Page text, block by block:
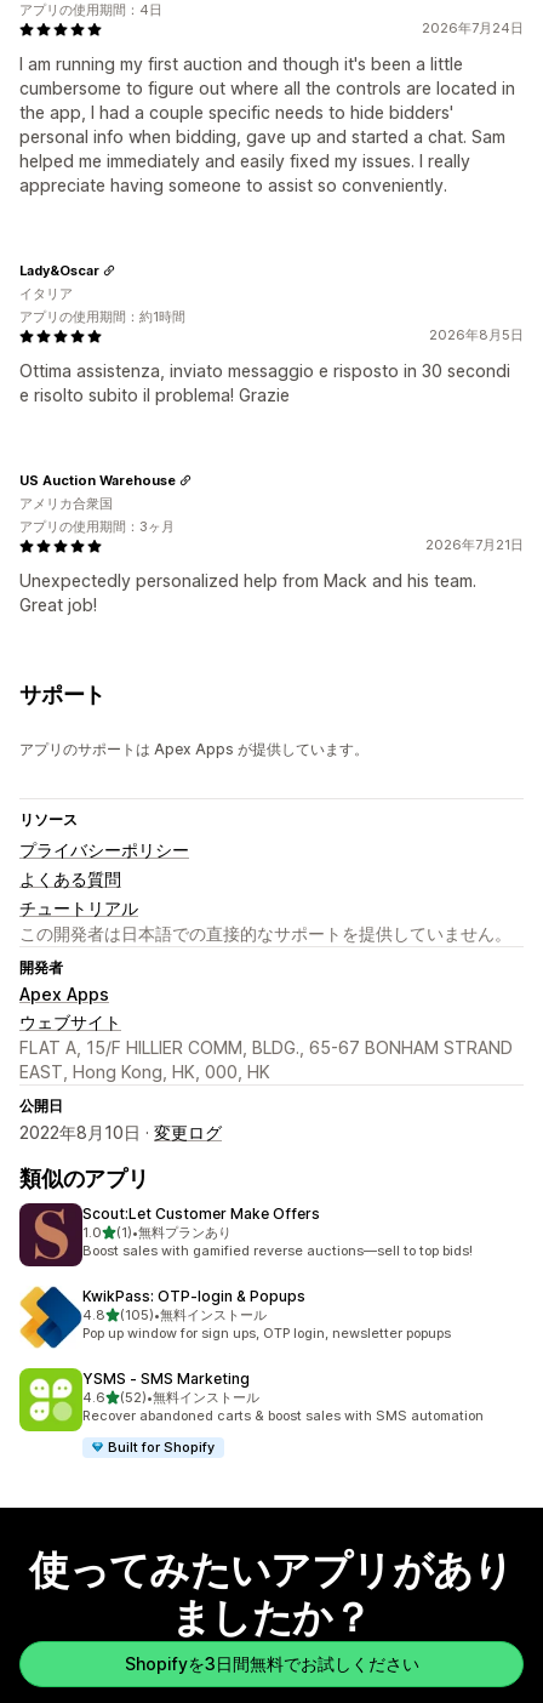
2026年7月24日
I am running my first auction and though it's been a little
cumbersome to figure out where all the controls are located in
the app, I had a couple specific needs to hide bidders'
personal info when bidding, gave up and started a chat. Sam
helped me immediately and easily fixed my issues. I really
appreciate having someone to assist so conveniently.
アプリの使用期間：4日
2026年8月5日
Ottima assistenza, inviato messaggio e risposto in 30 secondi
e risolto subito il problema! Grazie
Lady&Oscar
イタリア
アプリの使用期間：約1時間
2026年7月21日
Unexpectedly personalized help from Mack and his team.
Great job!
US Auction Warehouse
アメリカ合衆国
アプリの使用期間：3ヶ月
サポート
アプリのサポートは Apex Apps が提供しています。
リソース
プライバシーポリシー
よくある質問
チュートリアル
この開発者は日本語での直接的なサポートを提供していません。
開発者
Apex Apps
ウェブサイト
FLAT A, 15/F HILLIER COMM, BLDG., 65-67 BONHAM STRAND
EAST, Hong Kong, HK, 000, HK
公開日
2022年8月10日 · 変更ログ
類似のアプリ
Scout:Let Customer Make Offers
1.05つ星中
(1)
合計レビュー数：1件
•無料プランあり
Boost sales with gamified reverse auctions—sell to top bids!
KwikPass: OTP‑login & Popups
4.85つ星中
(105)
合計レビュー数：105件
•無料インストール
Pop up window for sign ups, OTP login, newsletter popups
YSMS ‑ SMS Marketing
4.65つ星中
(52)
合計レビュー数：52件
•無料インストール
Recover abandoned carts & boost sales with SMS automation
Built for Shopify
使ってみたいアプリがあり
ましたか？
Shopifyを3日間無料でお試しください